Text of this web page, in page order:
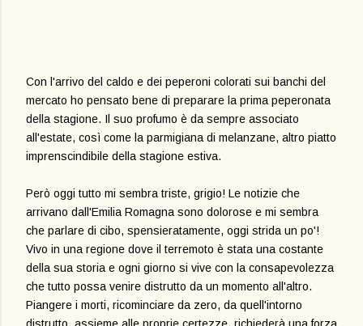
Con l'arrivo del caldo e dei peperoni colorati sui banchi del
mercato ho pensato bene di preparare la prima peperonata
della stagione. Il suo profumo è da sempre associato
all'estate, così come la parmigiana di melanzane, altro piatto
imprenscindibile della stagione estiva.
Però oggi tutto mi sembra triste, grigio! Le notizie che
arrivano dall'Emilia Romagna sono dolorose e mi sembra
che parlare di cibo, spensieratamente, oggi strida un po'!
Vivo in una regione dove il terremoto è stata una costante
della sua storia e ogni giorno si vive con la consapevolezza
che tutto possa venire distrutto da un momento all'altro.
Piangere i morti, ricominciare da zero, da quell'intorno
distrutto, assieme alle proprie certezze, richiederà una forza